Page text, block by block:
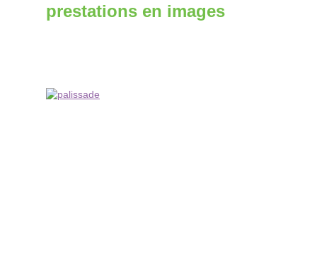
prestations en images